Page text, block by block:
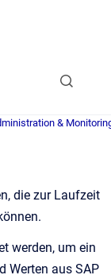
&
die zur Laufzeit
werden, um ein
Werten aus SAP